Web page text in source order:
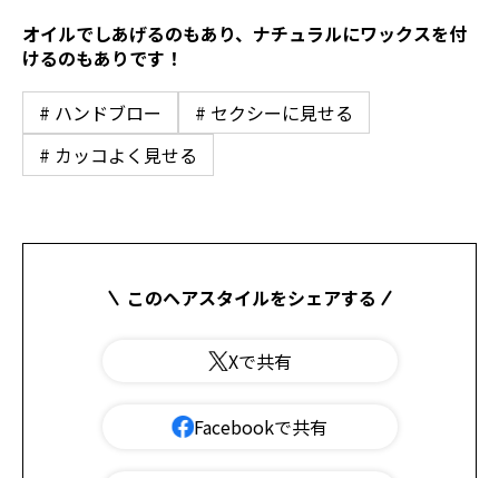
オイルでしあげるのもあり、ナチュラルにワックスを付
けるのもありです！
# ハンドブロー
# セクシーに見せる
# カッコよく見せる
このヘアスタイルをシェアする
Xで共有
Facebookで共有